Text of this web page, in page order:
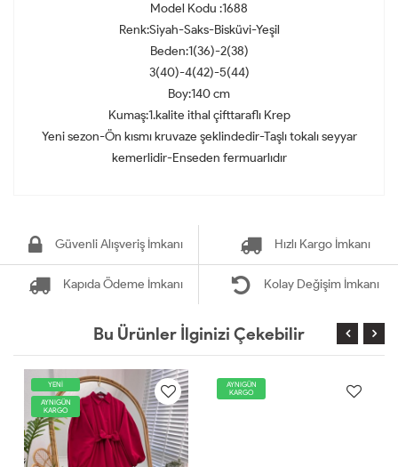
Model Kodu :1688
Renk:Siyah-Saks-Bisküvi-Yeşil
Beden:1(36)-2(38)
3(40)-4(42)-5(44)
Boy:140 cm
Kumaş:1.kalite ithal çifttaraflı Krep
Yeni sezon-Ön kısmı kruvaze şeklindedir-Taşlı tokalı seyyar
kemerlidir-Enseden fermuarlıdır
Güvenli Alışveriş İmkanı Hızlı Kargo İmkanı
Kapıda Ödeme İmkanı Kolay Değişim İmkanı
Bu Ürünler İlginizi Çekebilir
YENİ
AYNIGÜN
KARGO
AYNIGÜN
KARGO